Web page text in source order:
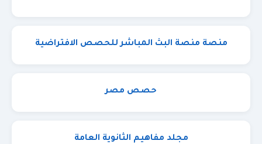
منصة منصة البث المباشر للحصص الافتراضية
حصص مصر
مجلد مفاهيم الثانوية العامة